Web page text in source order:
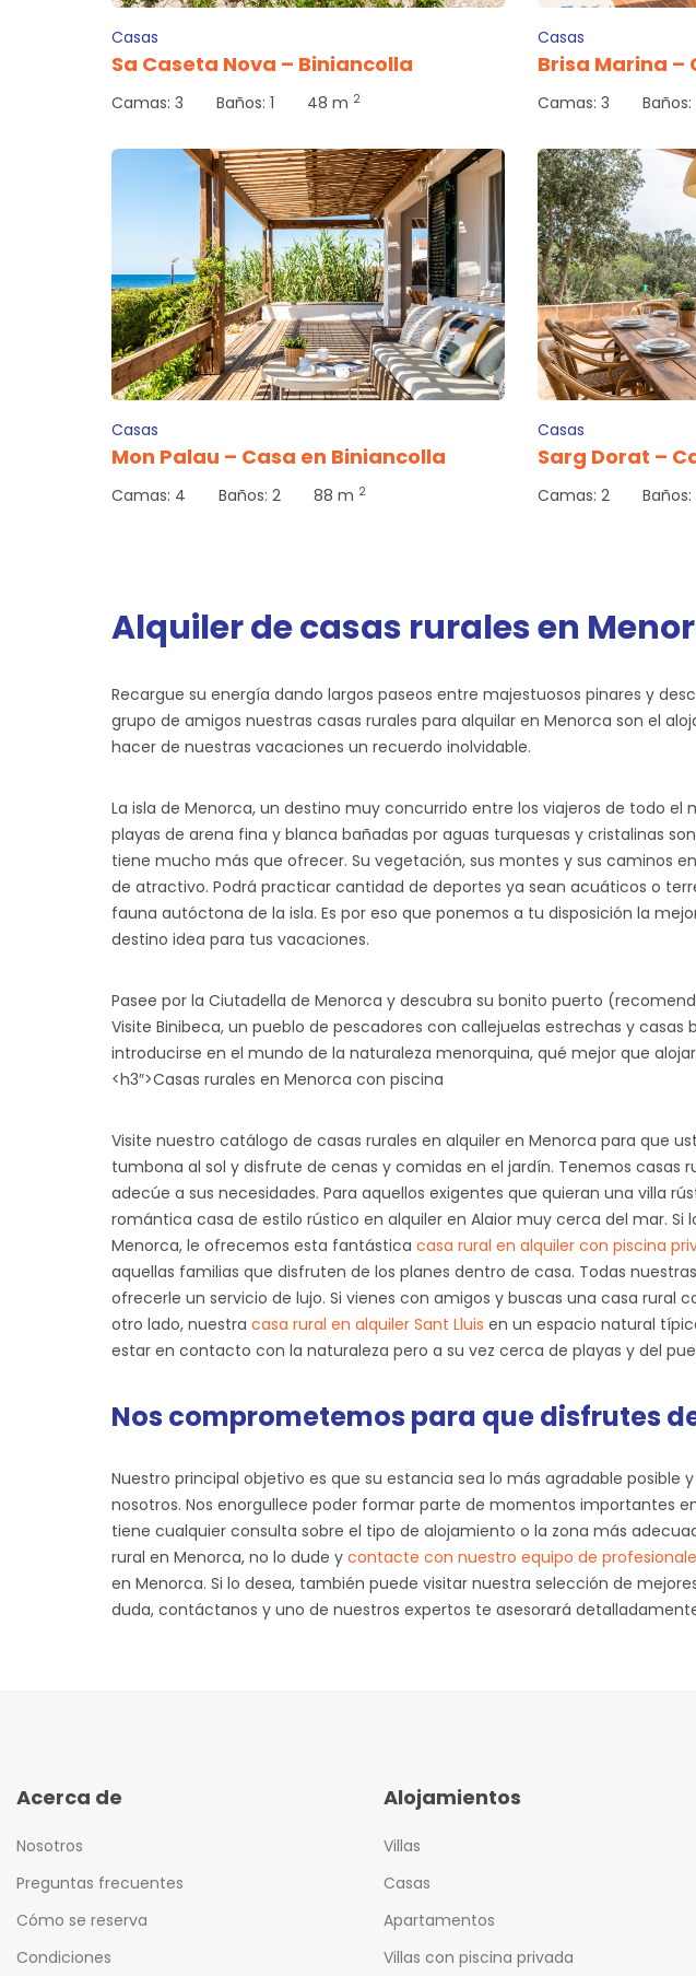
Casas
Sa Caseta Nova – Biniancolla
Camas: 3 Baños: 1 48 m 2
Casas
Brisa Marina –
Camas: 3 Baños:
Casas
Mon Palau – Casa en Biniancolla
Camas: 4 Baños: 2 88 m 2
Casas
Sarg Dorat –
Camas: 2 Baños:
Alquiler de casas rurales en
Recargue su energía dando largos paseos entre majestuosos pinares y
grupo de amigos nuestras casas rurales para alquilar en Menorca son el
hacer de nuestras vacaciones un recuerdo inolvidable.
La isla de Menorca, un destino muy concurrido entre los viajeros de todo
playas de arena fina y blanca bañadas por aguas turquesas y cristalinas
tiene mucho más que ofrecer. Su vegetación, sus montes y sus caminos
de atractivo. Podrá practicar cantidad de deportes ya sean acuáticos o
fauna autóctona de la isla. Es por eso que ponemos a tu disposición la
destino idea para tus vacaciones.
Pasee por la Ciutadella de Menorca y descubra su bonito puerto
Visite Binibeca, un pueblo de pescadores con callejuelas estrechas y
introducirse en el mundo de la naturaleza menorquina, qué mejor que
<h3″>Casas rurales en Menorca con piscina
Visite nuestro catálogo de casas rurales en alquiler en Menorca para que
tumbona al sol y disfrute de cenas y comidas en el jardín. Tenemos casas
adecúe a sus necesidades. Para aquellos exigentes que quieran una villa
romántica casa de estilo rústico en alquiler en Alaior muy cerca del mar.
Menorca, le ofrecemos esta fantástica casa rural en alquiler con piscina
aquellas familias que disfruten de los planes dentro de casa. Todas
ofrecerle un servicio de lujo. Si vienes con amigos y buscas una casa rural
otro lado, nuestra casa rural en alquiler Sant Lluis en un espacio natural
estar en contacto con la naturaleza pero a su vez cerca de playas y del
Nos comprometemos para que disfrutes
Nuestro principal objetivo es que su estancia sea lo más agradable
nosotros. Nos enorgullece poder formar parte de momentos importantes
tiene cualquier consulta sobre el tipo de alojamiento o la zona más
rural en Menorca, no lo dude y contacte con nuestro equipo de
en Menorca. Si lo desea, también puede visitar nuestra selección de
duda, contáctanos y uno de nuestros expertos te asesorará
Acerca de
Nosotros
Preguntas frecuentes
Cómo se reserva
Condiciones
Alojamientos
Villas
Casas
Apartamentos
Villas con piscina privada